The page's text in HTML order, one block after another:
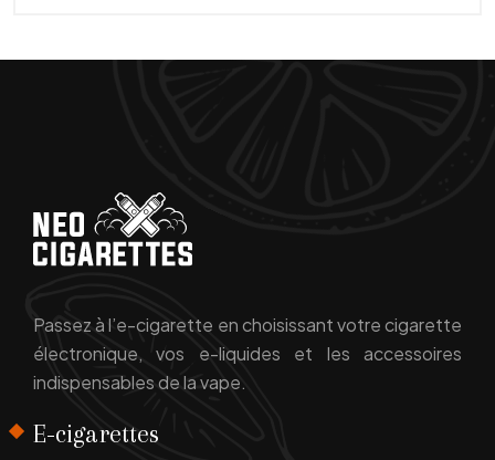
Passez à l’e-cigarette en choisissant votre cigarette
électronique, vos e-liquides et les accessoires
indispensables de la vape.
E-cigarettes